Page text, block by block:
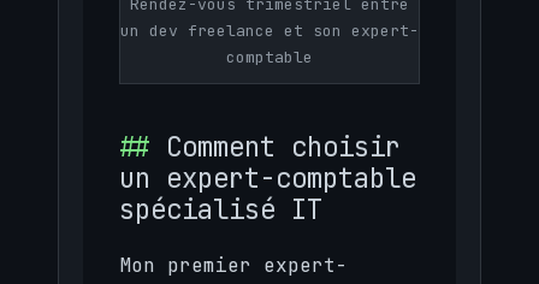
Rendez-vous trimestriel entre
un dev freelance et son expert-
comptable
Comment choisir
un expert-comptable
spécialisé IT
Mon premier expert-